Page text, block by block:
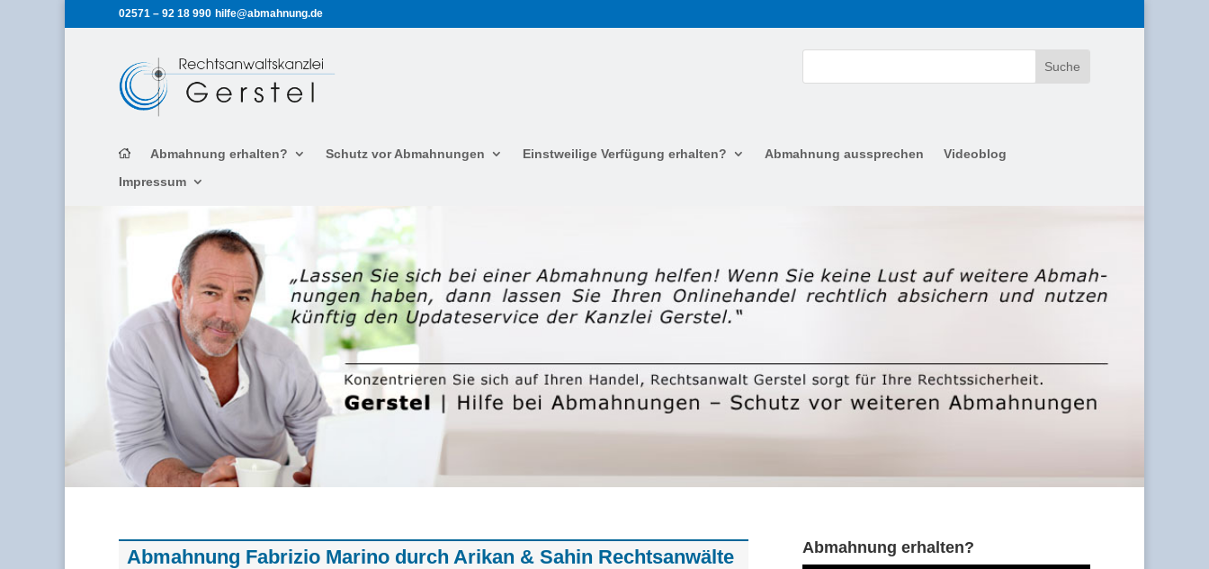
02571 – 92 18 990 hilfe@abmahnung.de
Abmahnung erhalten? Schutz vor Abmahnungen Einstweilige Verfügung erhalten? Abmahnung aussprechen
Videoblog
Impressum
Abmahnung Fabrizio Marino durch Arikan & Sahin Rechtsanwälte Abmahnung erhalten?